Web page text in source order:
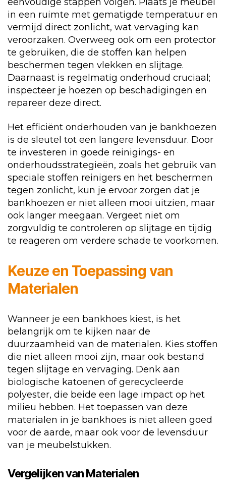
in een ruimte met gematigde temperatuur en
vermijd direct zonlicht, wat vervaging kan
veroorzaken. Overweeg ook om een protector
te gebruiken, die de stoffen kan helpen
beschermen tegen vlekken en slijtage.
Daarnaast is regelmatig onderhoud cruciaal;
inspecteer je hoezen op beschadigingen en
repareer deze direct.
Het efficiënt onderhouden van je bankhoezen
is de sleutel tot een langere levensduur. Door
te investeren in goede reinigings- en
onderhoudsstrategieën, zoals het gebruik van
speciale stoffen reinigers en het beschermen
tegen zonlicht, kun je ervoor zorgen dat je
bankhoezen er niet alleen mooi uitzien, maar
ook langer meegaan. Vergeet niet om
zorgvuldig te controleren op slijtage en tijdig
te reageren om verdere schade te voorkomen.
Keuze en Toepassing van
Materialen
Wanneer je een bankhoes kiest, is het
belangrijk om te kijken naar de
duurzaamheid van de materialen. Kies stoffen
die niet alleen mooi zijn, maar ook bestand
tegen slijtage en vervaging. Denk aan
biologische katoenen of gerecycleerde
polyester, die beide een lage impact op het
milieu hebben. Het toepassen van deze
materialen in je bankhoes is niet alleen goed
voor de aarde, maar ook voor de levensduur
van je meubelstukken.
Vergelijken van Materialen